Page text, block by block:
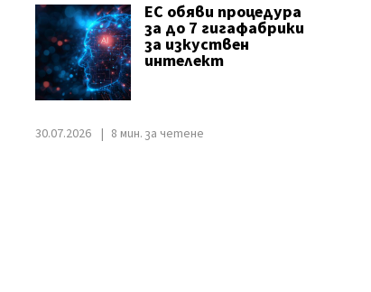
ЕС обяви процедура
за до 7 гигафабрики
за изкуствен
интелект
30.07.2026 8 мин. за четене